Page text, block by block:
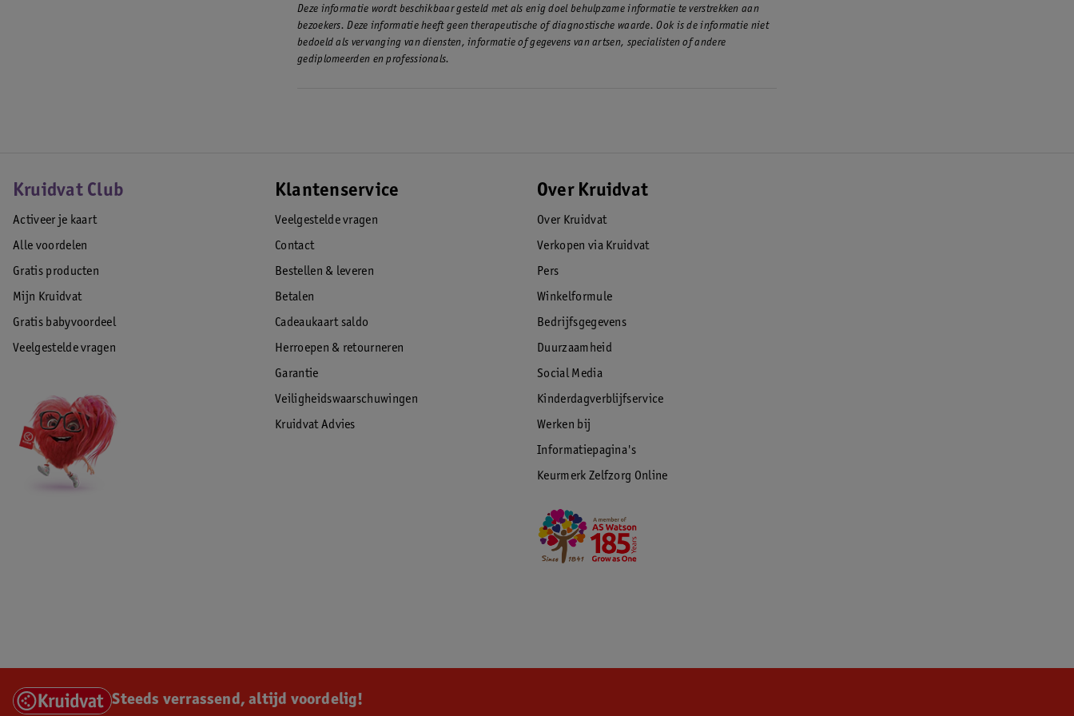
• Schone handdoeken
•Washandjes
Deze informatie wordt beschikbaar gesteld met als enig doel behulpzame informatie te verstrekken aan
bezoekers. Deze informatie heeft geen therapeutische of diagnostische waarde. Ook is de informatie niet
bedoeld als vervanging van diensten, informatie of gegevens van artsen, specialisten of andere
gediplomeerden en professionals.
Kruidvat Club
Activeer je kaart
Alle voordelen
Gratis producten
Mijn Kruidvat
Gratis babyvoordeel
Veelgestelde vragen
Klantenservice
Veelgestelde vragen
Contact
Bestellen & leveren
Betalen
Cadeaukaart saldo
Herroepen & retourneren
Garantie
Veiligheidswaarschuwingen
Kruidvat Advies
Over Kruidvat
Over Kruidvat
Verkopen via Kruidvat
Pers
Winkelformule
Bedrijfsgegevens
Duurzaamheid
Social Media
Kinderdagverblijfservice
Werken bij
Informatiepagina's
Keurmerk Zelfzorg Online
Steeds verrassend, altijd voordelig!